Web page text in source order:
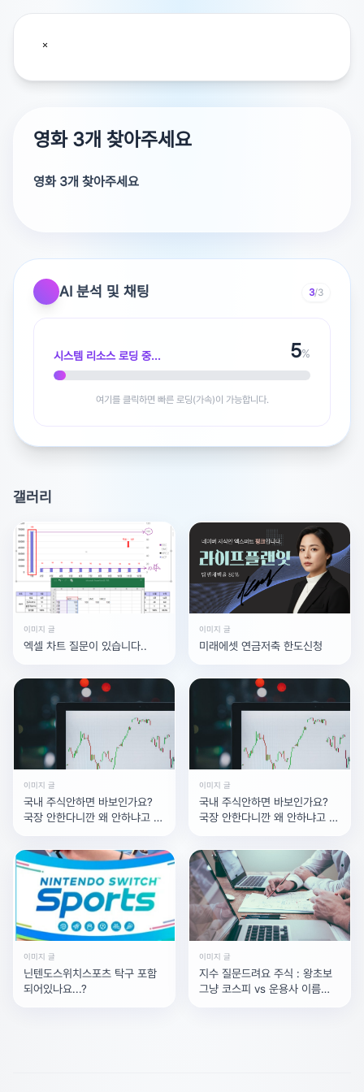
영화 3개 찾아주세요
영화 3개 찾아주세요
광고 [X]를 누르면 내용이 해제됩니다
AI 분석 및 채팅 3/3
시스템 리소스 로딩 중... 6%
여기를 클릭하면 빠른 로딩(가속)이 가능합니다.
갤러리
이미지 글
엑셀 차트 질문이 있습니다..
이미지 글
미래에셋 연금저축 한도신청
이미지 글
국내 주식안하면 바보인가요?
국장 안한다니깐 왜 안하냐고 미
이미지 글
국내 주식안하면 바보인가요?
국장 안한다니깐 왜 안하냐고 미
이미지 글
닌텐도스위치스포츠 탁구 포함
되어있나요...?
이미지 글
지수 질문드려요 주식 : 왕초보
그냥 코스피 vs 운용사 이름